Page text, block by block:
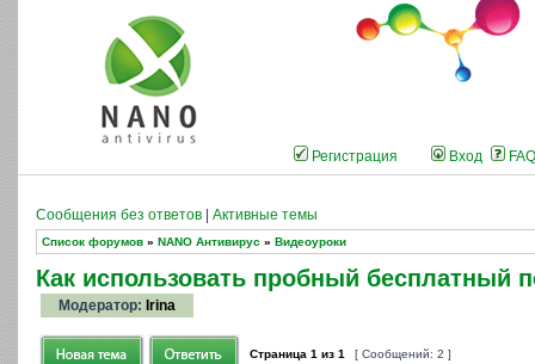
Регистрация Вход FAQ
Сообщения без ответов Активные темы
Список форумов » NANO Антивирус » Видеоуроки
Как использовать пробный бесплатный
Модератор: Irina
Страница 1 из 1 [ Сообщений: 2 ]